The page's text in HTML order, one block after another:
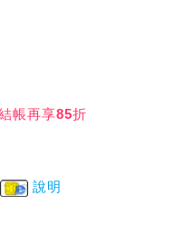
帳再享85折
說明